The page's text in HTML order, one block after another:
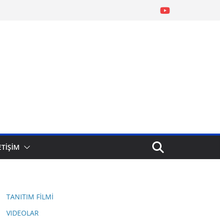
TANITIM FİLMİ
VIDEOLAR